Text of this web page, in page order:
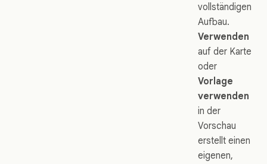
vollständigen
Aufbau.
Verwenden
auf der Karte
oder
Vorlage
verwenden
in der
Vorschau
erstellt einen
eigenen,